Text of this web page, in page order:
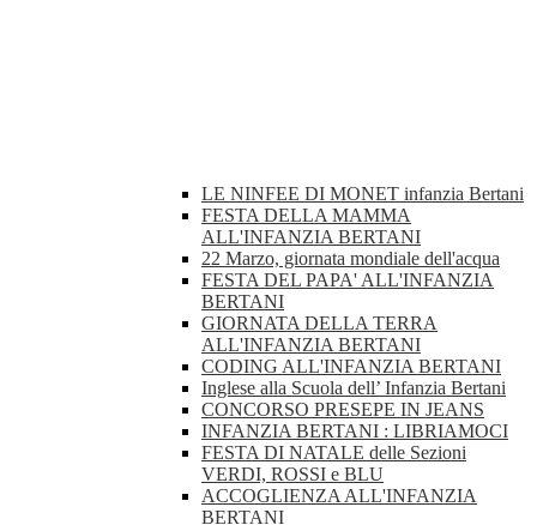
LE NINFEE DI MONET infanzia Bertani
FESTA DELLA MAMMA
ALL'INFANZIA BERTANI
22 Marzo, giornata mondiale dell'acqua
FESTA DEL PAPA' ALL'INFANZIA
BERTANI
GIORNATA DELLA TERRA
ALL'INFANZIA BERTANI
CODING ALL'INFANZIA BERTANI
Inglese alla Scuola dell’ Infanzia Bertani
CONCORSO PRESEPE IN JEANS
INFANZIA BERTANI : LIBRIAMOCI
FESTA DI NATALE delle Sezioni
VERDI, ROSSI e BLU
ACCOGLIENZA ALL'INFANZIA
BERTANI